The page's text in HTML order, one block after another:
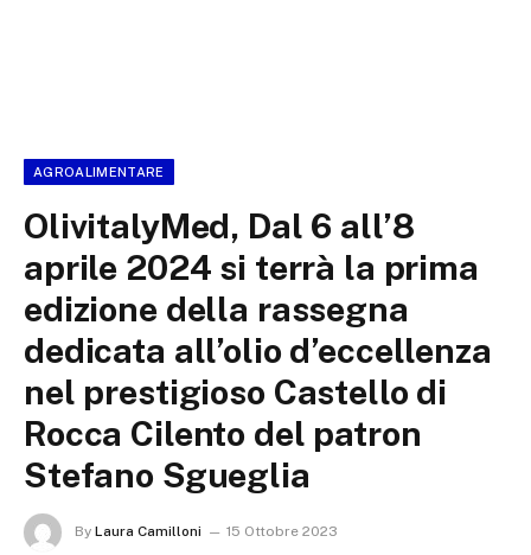
AGROALIMENTARE
OlivitalyMed, Dal 6 all’8
aprile 2024 si terrà la prima
edizione della rassegna
dedicata all’olio d’eccellenza
nel prestigioso Castello di
Rocca Cilento del patron
Stefano Sgueglia
By Laura Camilloni
15 Ottobre 2023